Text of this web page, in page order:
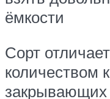
ёмкости
Сорт
количеством
закрывающих